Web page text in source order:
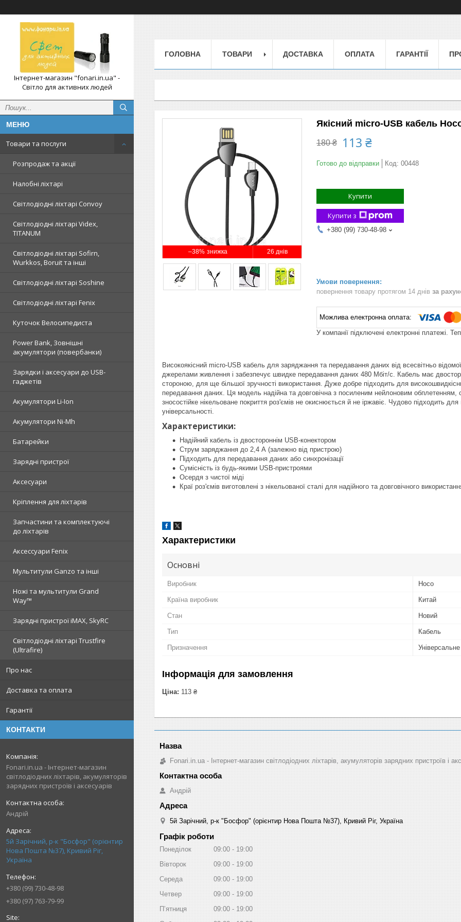
Інтернет-магазин "fonari.in.ua" -
Світло для активних людей
Товари та послуги
Розпродаж та акції
Налобні ліхтарі
Світлодіодні ліхтарі Convoy
Світлодіодні ліхтарі Videx,
TITANUM
Світлодіодні ліхтарі Sofirn,
Wurkkos, Boruit та інші
Світлодіодні ліхтарі Soshine
Світлодіодні ліхтарі Fenix
Куточок Велосипедиста
Power Bank, Зовнішні
акумулятори (повербанки)
Зарядки і аксесуари до USB-
гаджетів
Акумулятори Li-Ion
Акумулятори Ni-Mh
Батарейки
Зарядні пристрої
Аксесуари
Кріплення для ліхтарів
Запчастини та комплектуючі
до ліхтарів
Аксессуари Fenix
Мультитули Ganzo та інші
Ножі та мультитули Grand
Way™
Зарядні пристрої iMAX, SkyRC
Світлодіодні ліхтарі Trustfire
(Ultrafire)
Про нас
Доставка та оплата
Гарантії
КОНТАКТИ
Fonari.in.ua - Інтернет-магазин
світлодіодних ліхтарів, акумуляторів
зарядних пристроїв і аксесуарів
Андрій
5й Зарічний, р-к "Босфор" (орієнтир
Нова Пошта №37), Кривий Ріг,
Україна
+380 (99) 730-48-98
+380 (97) 763-79-99
ГОЛОВНА ТОВАРИ ДОСТАВКА ОПЛАТА ГАРАНТІЇ
–38% 26 днів
Якісний micro-USB кабель
180 ₴ 113 ₴
Готово до відправки Код: 00448
Купити
Купити з
+380 (99) 730-48-98
повернення товару протягом 14 днів за
У компанії підключені електронні платежі.
Високоякісний micro-USB кабель для заряджання та передавання даних від всесвітньо
джерелами живлення і забезпечує швидке передавання даних 480 Мбіт/с. Кабель має
стороною, для ще більшої зручності використання. Дуже добре підходить для
передавання даних. Ця модель надійна та довговічна з посиленим нейлоновим обплетенням,
зносостійке нікельоване покриття роз'ємів не окиснюється й не іржавіє. Чудово підходить
універсальності.
Характеристики:
Надійний кабель із двостороннім USB-конектором
Струм заряджання до 2,4 А (залежно від пристрою)
Підходить для передавання даних або синхронізації
Сумісність із будь-якими USB-пристроями
Осердя з чистої міді
Краї роз'ємів виготовлені з нікельованої сталі для надійного та довговічного
Характеристики
Основні
Виробник Hoco
Країна виробник Китай
Стан Новий
Тип Кабель
Призначення Універсальне
Інформація для замовлення
Ціна: 113 ₴
Fonari.in.ua - Інтернет-магазин світлодіодних ліхтарів, акумуляторів зарядних пристроїв і
Андрій
5й Зарічний, р-к "Босфор" (орієнтир Нова Пошта №37), Кривий Ріг, Україна
Графік роботи
Понеділок 09:00
19:00
Вівторок
09:00
19:00
Середа
09:00
19:00
Четвер
09:00
19:00
Пʼятниця
09:00
19:00